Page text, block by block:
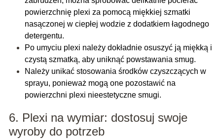
powierzchnię plexi za pomocą miękkiej szmatki
nasączonej w ciepłej wodzie z dodatkiem łagodnego
detergentu.
Po umyciu plexi należy dokładnie osuszyć ją miękką i
czystą szmatką, aby uniknąć powstawania smug.
Należy unikać stosowania środków czyszczących w
sprayu, ponieważ mogą one pozostawić na
powierzchni plexi nieestetyczne smugi.
6. Plexi na wymiar: dostosuj swoje
wyroby do potrzeb